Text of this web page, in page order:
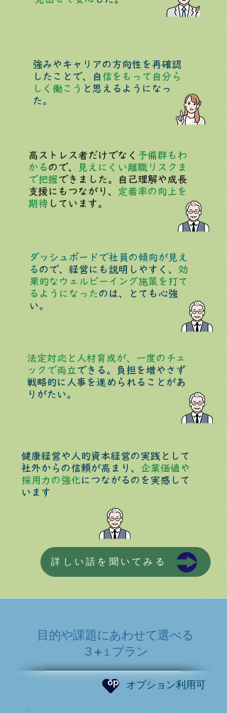
強みやキャリアの方向性を再確認
したことで、自 信をもって自分ら
しく働こう と思えるようになっ
た。
高ストレス者だけでなく 予備群もわ
かる ので、
見えにくい離職リスクま
で把握できました。自己理解や成長
支援にもつながり、 定着率の向上を
期待 しています。
ダッシュボードで社員の傾向が見え
る ので、経営にも説明しやすく、 効
果的なウェルビーイング施策を打て
るようになった のは、とても心強
い。
法定対応と人材育成が、一度のチェ
ックで両立できる。負担を増やさず
戦略的に人事を進められることがあ
りがたい。
健康経営や人的資本経営の実践として
社外からの信頼が高まり、 企業価値や
採用力の強化 につながるのを実感して
います
詳しい話を聞いてみる
​目的や課題にあわせて選べる
３ ➕１ プラン
​オプション利用可
​op